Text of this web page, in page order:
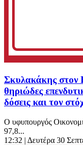
Σκυλακάκης στον
θηριώδες
δόσεις και τον
Ο υφυπουργός
97,8...
12:32 | Δευτέρα 30